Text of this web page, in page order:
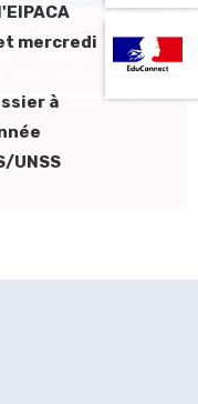
mercredi
à
UNSS